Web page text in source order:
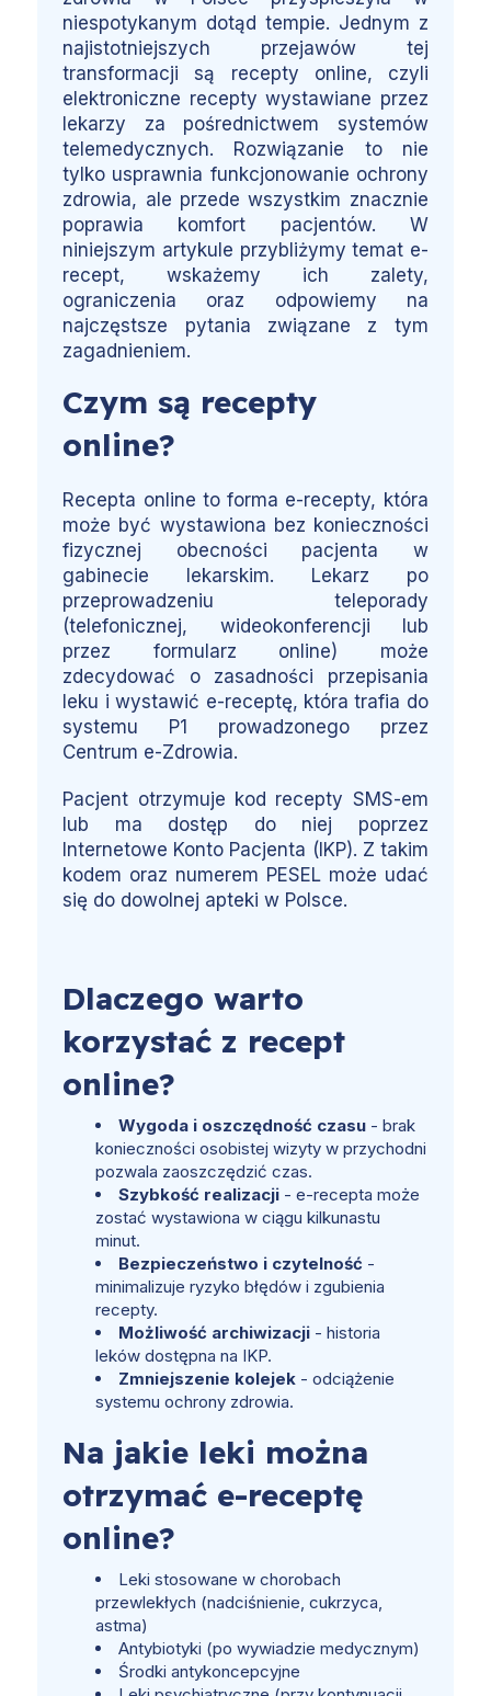
niespotykanym dotąd tempie. Jednym z
najistotniejszych przejawów tej
transformacji są recepty online, czyli
elektroniczne recepty wystawiane przez
lekarzy za pośrednictwem systemów
telemedycznych. Rozwiązanie to nie
tylko usprawnia funkcjonowanie ochrony
zdrowia, ale przede wszystkim znacznie
poprawia komfort pacjentów. W
niniejszym artykule przybliżymy temat e-
recept, wskażemy ich zalety,
ograniczenia oraz odpowiemy na
najczęstsze pytania związane z tym
zagadnieniem.
Czym są recepty
online?
Recepta online to forma e-recepty, która
może być wystawiona bez konieczności
fizycznej obecności pacjenta w
gabinecie lekarskim. Lekarz po
przeprowadzeniu teleporady
(telefonicznej, wideokonferencji lub
przez formularz online) może
zdecydować o zasadności przepisania
leku i wystawić e-receptę, która trafia do
systemu P1 prowadzonego przez
Centrum e-Zdrowia.
Pacjent otrzymuje kod recepty SMS-em
lub ma dostęp do niej poprzez
Internetowe Konto Pacjenta (IKP). Z takim
kodem oraz numerem PESEL może udać
się do dowolnej apteki w Polsce.
Dlaczego warto
korzystać z recept
online?
Wygoda i oszczędność czasu - brak
konieczności osobistej wizyty w przychodni
pozwala zaoszczędzić czas.
Szybkość realizacji - e-recepta może
zostać wystawiona w ciągu kilkunastu
minut.
Bezpieczeństwo i czytelność -
minimalizuje ryzyko błędów i zgubienia
recepty.
Możliwość archiwizacji - historia
leków dostępna na IKP.
Zmniejszenie kolejek - odciążenie
systemu ochrony zdrowia.
Na jakie leki można
otrzymać e-receptę
online?
Leki stosowane w chorobach
przewlekłych (nadciśnienie, cukrzyca,
astma)
Antybiotyki (po wywiadzie medycznym)
Środki antykoncepcyjne